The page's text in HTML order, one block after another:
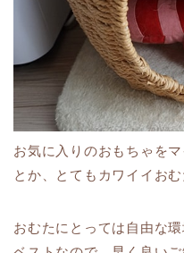
お気に入りのおもちゃを
とか、とてもカワイイおむ
おむたにとっては自由な